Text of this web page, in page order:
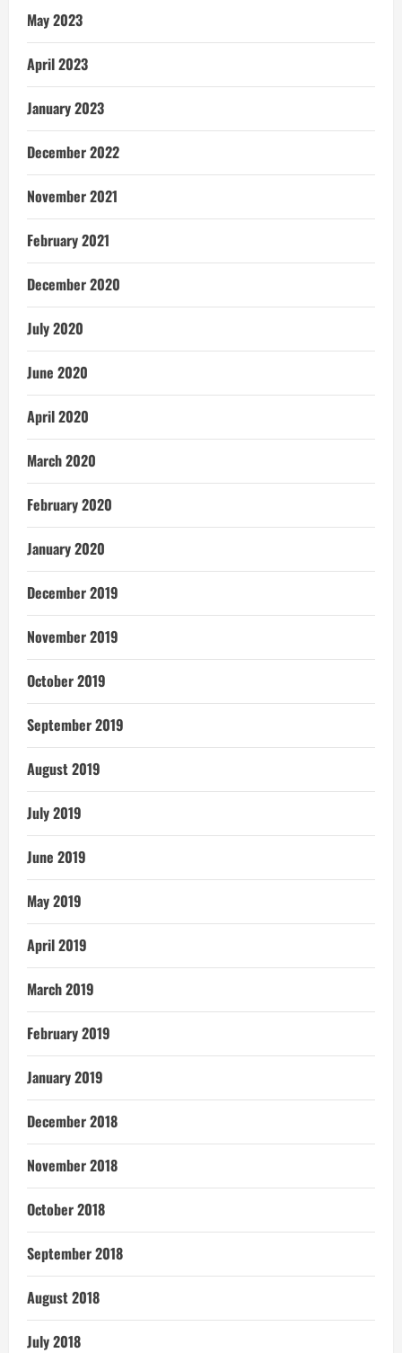
May 2023
April 2023
January 2023
December 2022
November 2021
February 2021
December 2020
July 2020
June 2020
April 2020
March 2020
February 2020
January 2020
December 2019
November 2019
October 2019
September 2019
August 2019
July 2019
June 2019
May 2019
April 2019
March 2019
February 2019
January 2019
December 2018
November 2018
October 2018
September 2018
August 2018
July 2018